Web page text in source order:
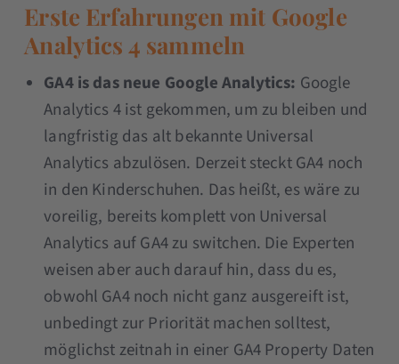
Erste Erfahrungen mit Google
Analytics 4 sammeln
GA4 is das neue Google Analytics: Google
Analytics 4 ist gekommen, um zu bleiben und
langfristig das alt bekannte Universal
Analytics abzulösen. Derzeit steckt GA4 noch
in den Kinderschuhen. Das heißt, es wäre zu
voreilig, bereits komplett von Universal
Analytics auf GA4 zu switchen. Die Experten
weisen aber auch darauf hin, dass du es,
obwohl GA4 noch nicht ganz ausgereift ist,
unbedingt zur Priorität machen solltest,
möglichst zeitnah in einer GA4 Property Daten